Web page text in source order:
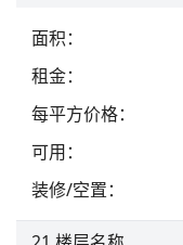
面积：
租金：
每平方价格：
可用：
装修/空置：